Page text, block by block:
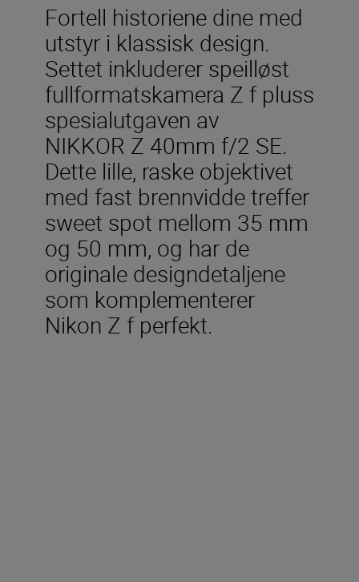
Fortell historiene dine med
utstyr i klassisk design.
Settet inkluderer speilløst
fullformatskamera Z f pluss
spesialutgaven av
NIKKOR Z 40mm f/2 SE.
Dette lille, raske objektivet
med fast brennvidde treffer
sweet spot mellom 35 mm
og 50 mm, og har de
originale designdetaljene
som komplementerer
Nikon Z f perfekt.